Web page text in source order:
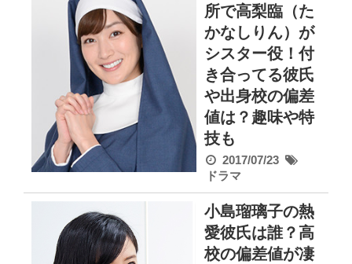
所で高梨臨（た
かなしりん）が
シスター役！付
き合ってる彼氏
や出身校の偏差
値は？趣味や特
技も
2017/07/23
ドラマ
小島瑠璃子の熱
愛彼氏は誰？高
校の偏差値が凄